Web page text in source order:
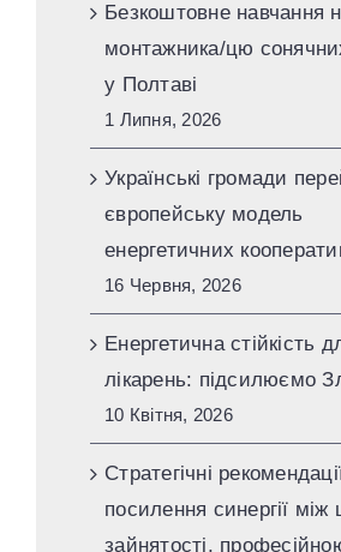
Безкоштовне навчання
монтажника/цю
у Полтаві
1 Липня, 2026
Українські громади
європейську модель
енергетичних
16 Червня, 2026
Енергетична стійкість
лікарень: підсилюємо
10 Квітня, 2026
Стратегічні
посилення синергії між
зайнятості,